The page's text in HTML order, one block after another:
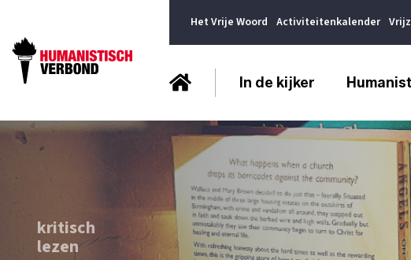
Het Vrije Woord Activiteitenkalender
In de kijker
kritisch
lezen